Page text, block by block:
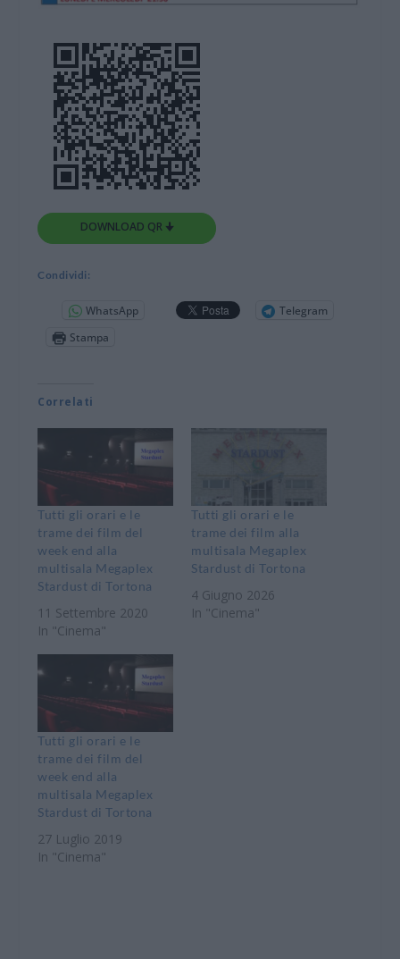
DOWNLOAD QR 🠋
Condividi:
WhatsApp
Telegram
Stampa
Correlati
Tutti gli orari e le
trame dei film del
week end alla
multisala Megaplex
Stardust di Tortona
11 Settembre 2020
In "Cinema"
Tutti gli orari e le
trame dei film alla
multisala Megaplex
Stardust di Tortona
4 Giugno 2026
In "Cinema"
Tutti gli orari e le
trame dei film del
week end alla
multisala Megaplex
Stardust di Tortona
27 Luglio 2019
In "Cinema"